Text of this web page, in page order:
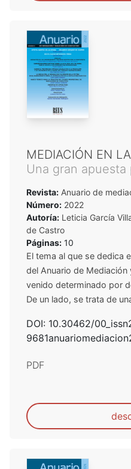
MEDIACIÓN EN
Una gran
Revista: Anuario de
Número: 2022
Autoría: Leticia García
de Castro
Páginas: 10
El tema al que se dedica
del Anuario de
venido determinado por
De un lado, se trata de
DOI: 10.30462/
PDF